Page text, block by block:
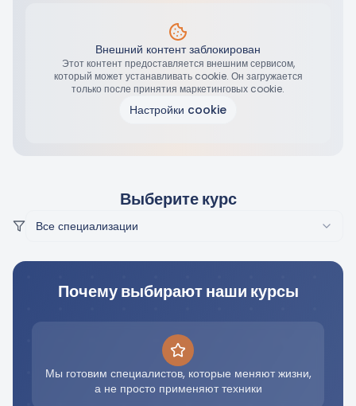
Внешний контент заблокирован
Этот контент предоставляется внешним сервисом,
который может устанавливать cookie. Он загружается
только после принятия маркетинговых cookie.
Настройки cookie
Выберите курс
Все специализации
Почему выбирают наши курсы
Мы готовим специалистов, которые меняют жизни,
а не просто применяют техники